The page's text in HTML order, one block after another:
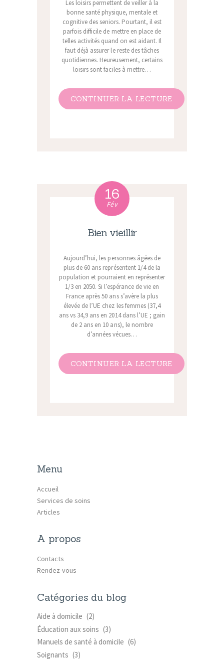
Les loisirs permettent de veiller à la
bonne santé physique, mentale et
cognitive des seniors. Pourtant, il est
parfois difficile de mettre en place de
telles activités quand on est aidant. Il
faut déjà assurer le reste des tâches
quotidiennes. Heureusement, certains
loisirs sont faciles à mettre…
CONTINUER LA LECTURE
16
Fév
Bien vieillir
Aujourd’hui, les personnes âgées de
plus de 60 ans représentent 1/4 de la
population et pourraient en représenter
1/3 en 2050. Si l’espérance de vie en
France après 50 ans s’avère la plus
élevée de l’UE chez les femmes (37,4
ans vs 34,9 ans en 2014 dans l’UE ; gain
de 2 ans en 10 ans), le nombre
d’années vécues…
CONTINUER LA LECTURE
Menu
Accueil
Services de soins
Articles
A propos
Contacts
Rendez-vous
Catégories du blog
Aide à domicile (2)
Éducation aux soins (3)
Manuels de santé à domicile (6)
Soignants (3)